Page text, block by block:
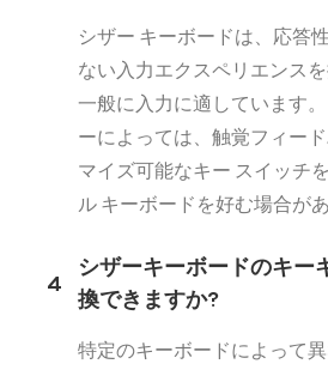
シザー キーボードは、応答
ない入力エクスペリエンスを
一般に入力に適しています
ーによっては、触覚フィー
マイズ可能なキー スイッチ
ル キーボードを好む場合があ
4
シザーキーボードのキー
換できますか?
特定のキーボードによって